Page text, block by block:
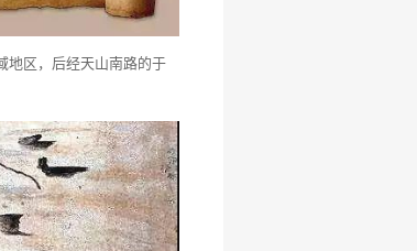
地区，后经天山南路的于